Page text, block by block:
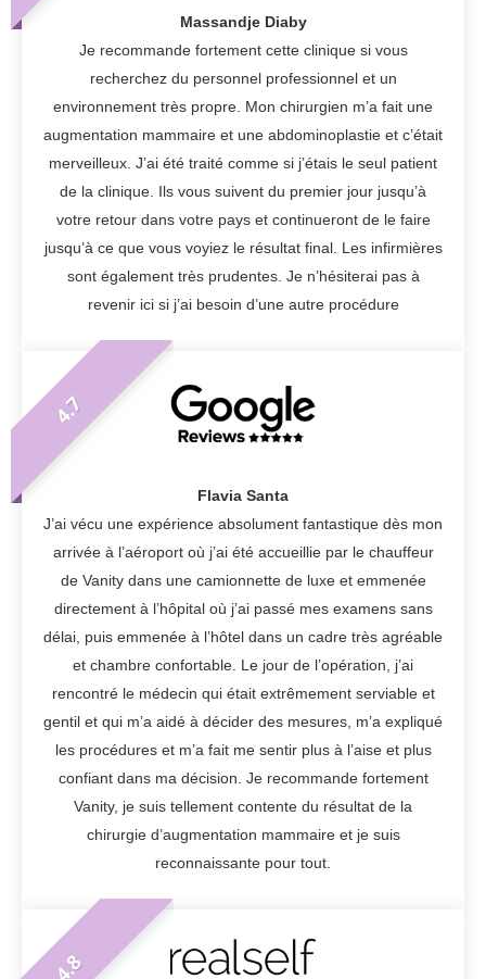
Massandje Diaby
Je recommande fortement cette clinique si vous
recherchez du personnel professionnel et un
environnement très propre. Mon chirurgien m’a fait une
augmentation mammaire et une abdominoplastie et c’était
merveilleux. J’ai été traité comme si j’étais le seul patient
de la clinique. Ils vous suivent du premier jour jusqu’à
votre retour dans votre pays et continueront de le faire
jusqu’à ce que vous voyiez le résultat final. Les infirmières
sont également très prudentes. Je n’hésiterai pas à
revenir ici si j’ai besoin d’une autre procédure
4.7
Flavia Santa
J’ai vécu une expérience absolument fantastique dès mon
arrivée à l’aéroport où j’ai été accueillie par le chauffeur
de Vanity dans une camionnette de luxe et emmenée
directement à l’hôpital où j’ai passé mes examens sans
délai, puis emmenée à l’hôtel dans un cadre très agréable
et chambre confortable. Le jour de l’opération, j’ai
rencontré le médecin qui était extrêmement serviable et
gentil et qui m’a aidé à décider des mesures, m’a expliqué
les procédures et m’a fait me sentir plus à l’aise et plus
confiant dans ma décision. Je recommande fortement
Vanity, je suis tellement contente du résultat de la
chirurgie d’augmentation mammaire et je suis
reconnaissante pour tout.
4.8